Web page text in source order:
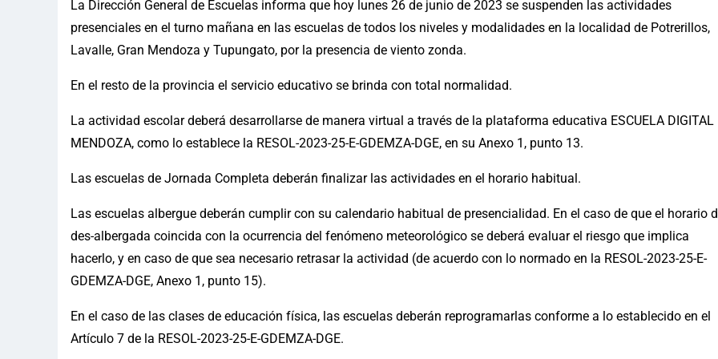
La Dirección General de Escuelas informa que hoy lunes 26 de junio de 2023 se suspenden las actividades
presenciales en el turno mañana en las escuelas de todos los niveles y modalidades en la localidad de Potrerillos,
Lavalle, Gran Mendoza y Tupungato, por la presencia de viento zonda.
En el resto de la provincia el servicio educativo se brinda con total normalidad.
La actividad escolar deberá desarrollarse de manera virtual a través de la plataforma educativa ESCUELA DIGITAL
MENDOZA, como lo establece la RESOL-2023-25-E-GDEMZA-DGE, en su Anexo 1, punto 13.
Las escuelas de Jornada Completa deberán finalizar las actividades en el horario habitual.
Las escuelas albergue deberán cumplir con su calendario habitual de presencialidad. En el caso de que el horario
des-albergada coincida con la ocurrencia del fenómeno meteorológico se deberá evaluar el riesgo que implica
hacerlo, y en caso de que sea necesario retrasar la actividad (de acuerdo con lo normado en la RESOL-2023-25-E-
GDEMZA-DGE, Anexo 1, punto 15).
En el caso de las clases de educación física, las escuelas deberán reprogramarlas conforme a lo establecido en el
Artículo 7 de la RESOL-2023-25-E-GDEMZA-DGE.